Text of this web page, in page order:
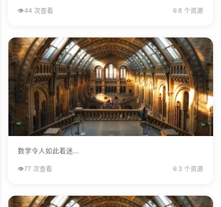
👁️44 次查看 📎 8 个资源
数学令人如此着迷...
👁️77 次查看 📎 3 个资源